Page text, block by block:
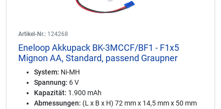
Artikel-Nr.: 124268
Eneloop Akkupack BK-3MCCF/BF1 - F1x5
Mignon AA, Standard, passend Graupner
System: Ni-MH
Spannung: 6 V
Kapazität: 1.900 mAh
Abmessungen: (L x B x H) 72 mm x 14,5 mm x 50 mm